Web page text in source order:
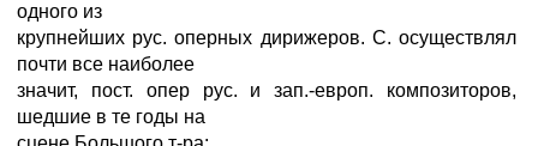
одного из
крупнейших рус. оперных дирижеров. С. осуществлял
почти все наиболее
значит, пост. опер рус. и зап.-европ. композиторов,
шедшие в те годы на